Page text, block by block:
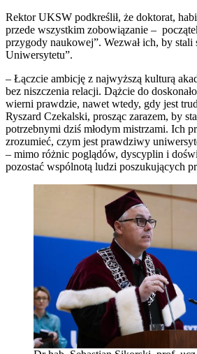
Rektor UKSW podkreślił, że doktorat,
przede wszystkim zobowiązanie –
przygody naukowej”. Wezwał ich, by stali
Uniwersytetu”.
– Łączcie ambicję z najwyższą kulturą
bez niszczenia relacji. Dążcie do
wierni prawdzie, nawet wtedy, gdy jest
Ryszard Czekalski, prosząc zarazem, by
potrzebnymi dziś młodym mistrzami. Ich
zrozumieć, czym jest prawdziwy
– mimo różnic poglądów, dyscyplin i
pozostać wspólnotą ludzi poszukujących